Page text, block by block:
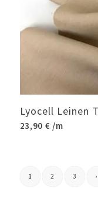
Lyocell Leinen
23,90 € /m
1 2 3 ›